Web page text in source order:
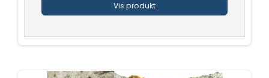
Vis produkt